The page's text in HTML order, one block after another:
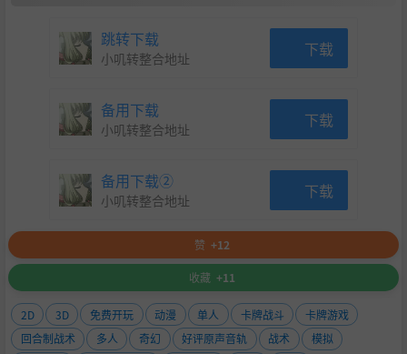
跳转下载
小叽转整合地址 下载
备用下载
小叽转整合地址 下载
备用下载②
小叽转整合地址 下载
赞 +12
收藏 +11
2D 3D 免费开玩 动漫 单人 卡牌战斗
卡牌游戏
回合制战术
多人 奇幻 好评原声音轨 战术
模拟